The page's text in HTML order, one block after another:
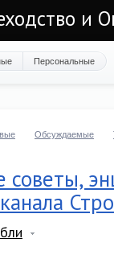
и
Персональные
Обсуждаемые
советы,